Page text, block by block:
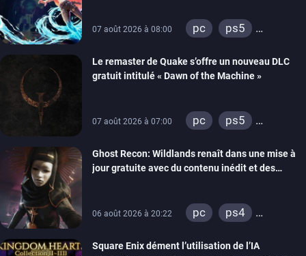
07 août 2026 à 08:00 pc
ps5
Le remaster de Quake s’offre un nouveau DLC
gratuit intitulé « Dawn of the Machine »
07 août 2026 à 07:00 pc
ps5
switch
ps4
xbox one
Ghost Recon: Wildlands renaît dans une mise à
jour gratuite avec du contenu inédit et des
06 août 2026 à 20:22 pc
ps4
Square Enix dément l’utilisation de l’IA